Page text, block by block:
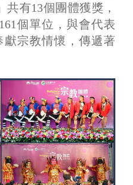
有13個團體獲獎，
個單位，與會代表
獻宗教情懷，傳遞著